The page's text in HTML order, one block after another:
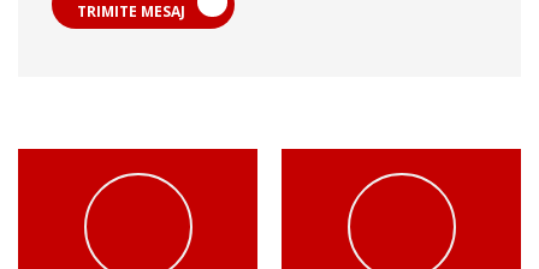
TRIMITE MESAJ